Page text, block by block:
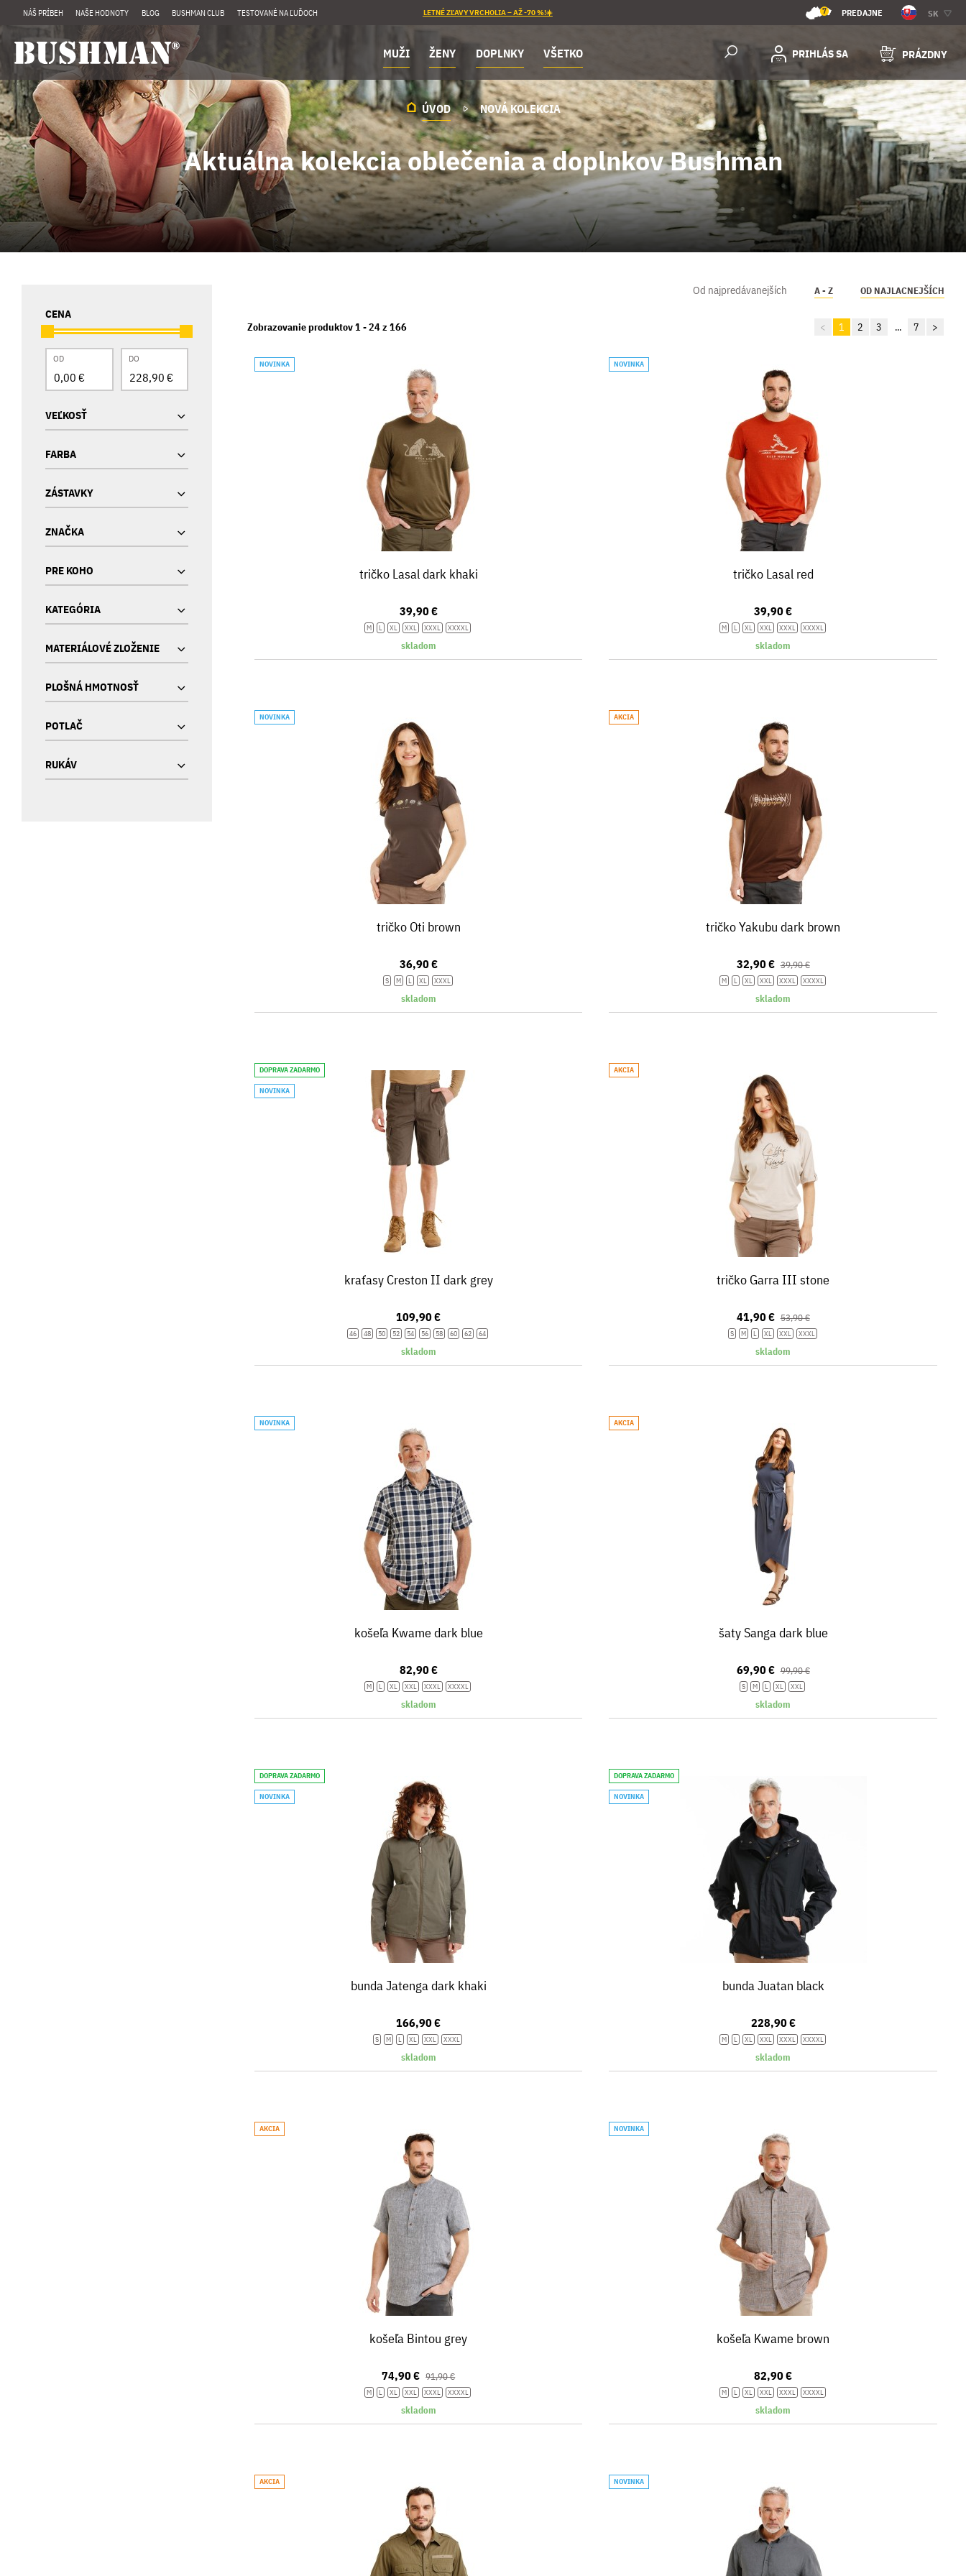
NÁŠ PRÍBEH NAŠE HODNOTY BLOG BUSHMAN CLUB TESTOVANÉ NA ĽUĎOCH LETNÉ ZĽAVY VRCHOLIA – AŽ -70 %!☀️ 7 PREDAJNE SK
MUŽI ŽENY DOPLNKY VŠETKO PRIHLÁS SA PRÁZDNY
ÚVOD NOVÁ KOLEKCIA
Aktuálna kolekcia oblečenia a doplnkov Bushman
CENA
OD DO
VEĽKOSŤ
FARBA
ZÁSTAVKY
ZNAČKA
PRE KOHO
KATEGÓRIA
MATERIÁLOVÉ ZLOŽENIE
PLOŠNÁ HMOTNOSŤ
POTLAČ
RUKÁV
Od najpredávanejších A - Z OD NAJLACNEJŠÍCH
Zobrazovanie produktov 1 -24z 166 < 1 2 3 ... 7 >
NOVINKA
tričko Lasal dark khaki
39,90 €
M L XL XXL XXXL XXXXL
skladom
NOVINKA
tričko Lasal red
39,90 €
M L XL XXL XXXL XXXXL
skladom
NOVINKA
tričko Oti brown
36,90 €
S M L XL XXXL
skladom
AKCIA
tričko Yakubu dark brown
32,90 € 39,90 €
M L XL XXL XXXL XXXXL
skladom
DOPRAVA ZADARMO
NOVINKA
kraťasy Creston II dark grey
109,90 €
46 48 50 52 54 56 58 60 62 64
skladom
AKCIA
tričko Garra III stone
41,90 € 53,90 €
S M L XL XXL XXXL
skladom
NOVINKA
košeľa Kwame dark blue
82,90 €
M L XL XXL XXXL XXXXL
skladom
AKCIA
šaty Sanga dark blue
69,90 € 99,90 €
S M L XL XXL
skladom
DOPRAVA ZADARMO
NOVINKA
bunda Jatenga dark khaki
166,90 €
S M L XL XXL XXXL
skladom
DOPRAVA ZADARMO
NOVINKA
bunda Juatan black
228,90 €
M L XL XXL XXXL XXXXL
skladom
AKCIA
košeľa Bintou grey
74,90 € 91,90 €
M L XL XXL XXXL XXXXL
skladom
NOVINKA
košeľa Kwame brown
82,90 €
M L XL XXL XXXL XXXXL
skladom
AKCIA NOVINKA